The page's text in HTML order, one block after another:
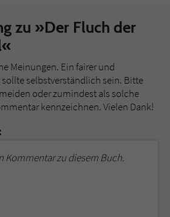
zu »Der Fluch der
Meinungen. Ein fairer und
selbstverständlich sein. Bitte
oder zumindest als solche
kennzeichnen. Vielen Dank!
Kommentar zu diesem Buch.